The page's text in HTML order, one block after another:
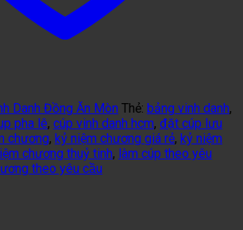
Danh Đồng Ăn Mòn Thẻ: bảng vinh danh,
pha lê, cúp vinh danh hcm, đặt cúp lưu
chương, kỷ niệm chương giá rẻ, kỷ niệm
chương thuỷ tinh, làm cúp theo yêu
theo yêu cầu